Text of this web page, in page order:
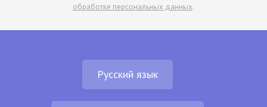
обработке персональных данных.
Русский язык